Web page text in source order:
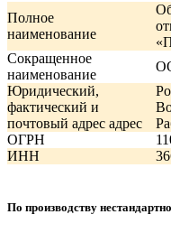
Полное
наименование
Сокращенное
наименование
Юридический,
фактический и
почтовый адрес адрес
ОГРН
ИНН
По производству